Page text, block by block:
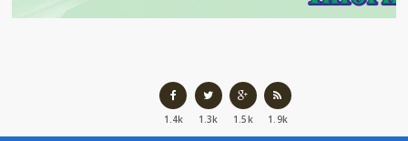
1.4k 1.3k 1.5k 1.9k